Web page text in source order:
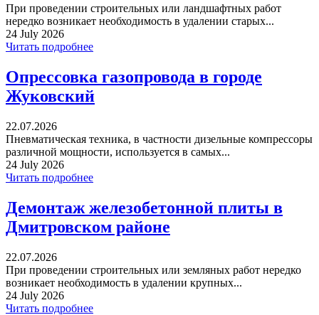
При проведении строительных или ландшафтных работ
нередко возникает необходимость в удалении старых...
24 July 2026
Читать подробнее
Опрессовка газопровода в городе
Жуковский
22.07.2026
Пневматическая техника, в частности дизельные компрессоры
различной мощности, используется в самых...
24 July 2026
Читать подробнее
Демонтаж железобетонной плиты в
Дмитровском районе
22.07.2026
При проведении строительных или земляных работ нередко
возникает необходимость в удалении крупных...
24 July 2026
Читать подробнее